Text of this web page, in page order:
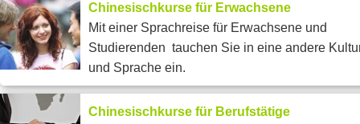
Chinesischkurse für Erwachsene
Mit ei­ner Sprach­rei­se für Erwachsene und
Studierenden tau­chen Sie in ei­ne an­de­re
und Spra­che ein.
Chinesischkurse für Berufstätige